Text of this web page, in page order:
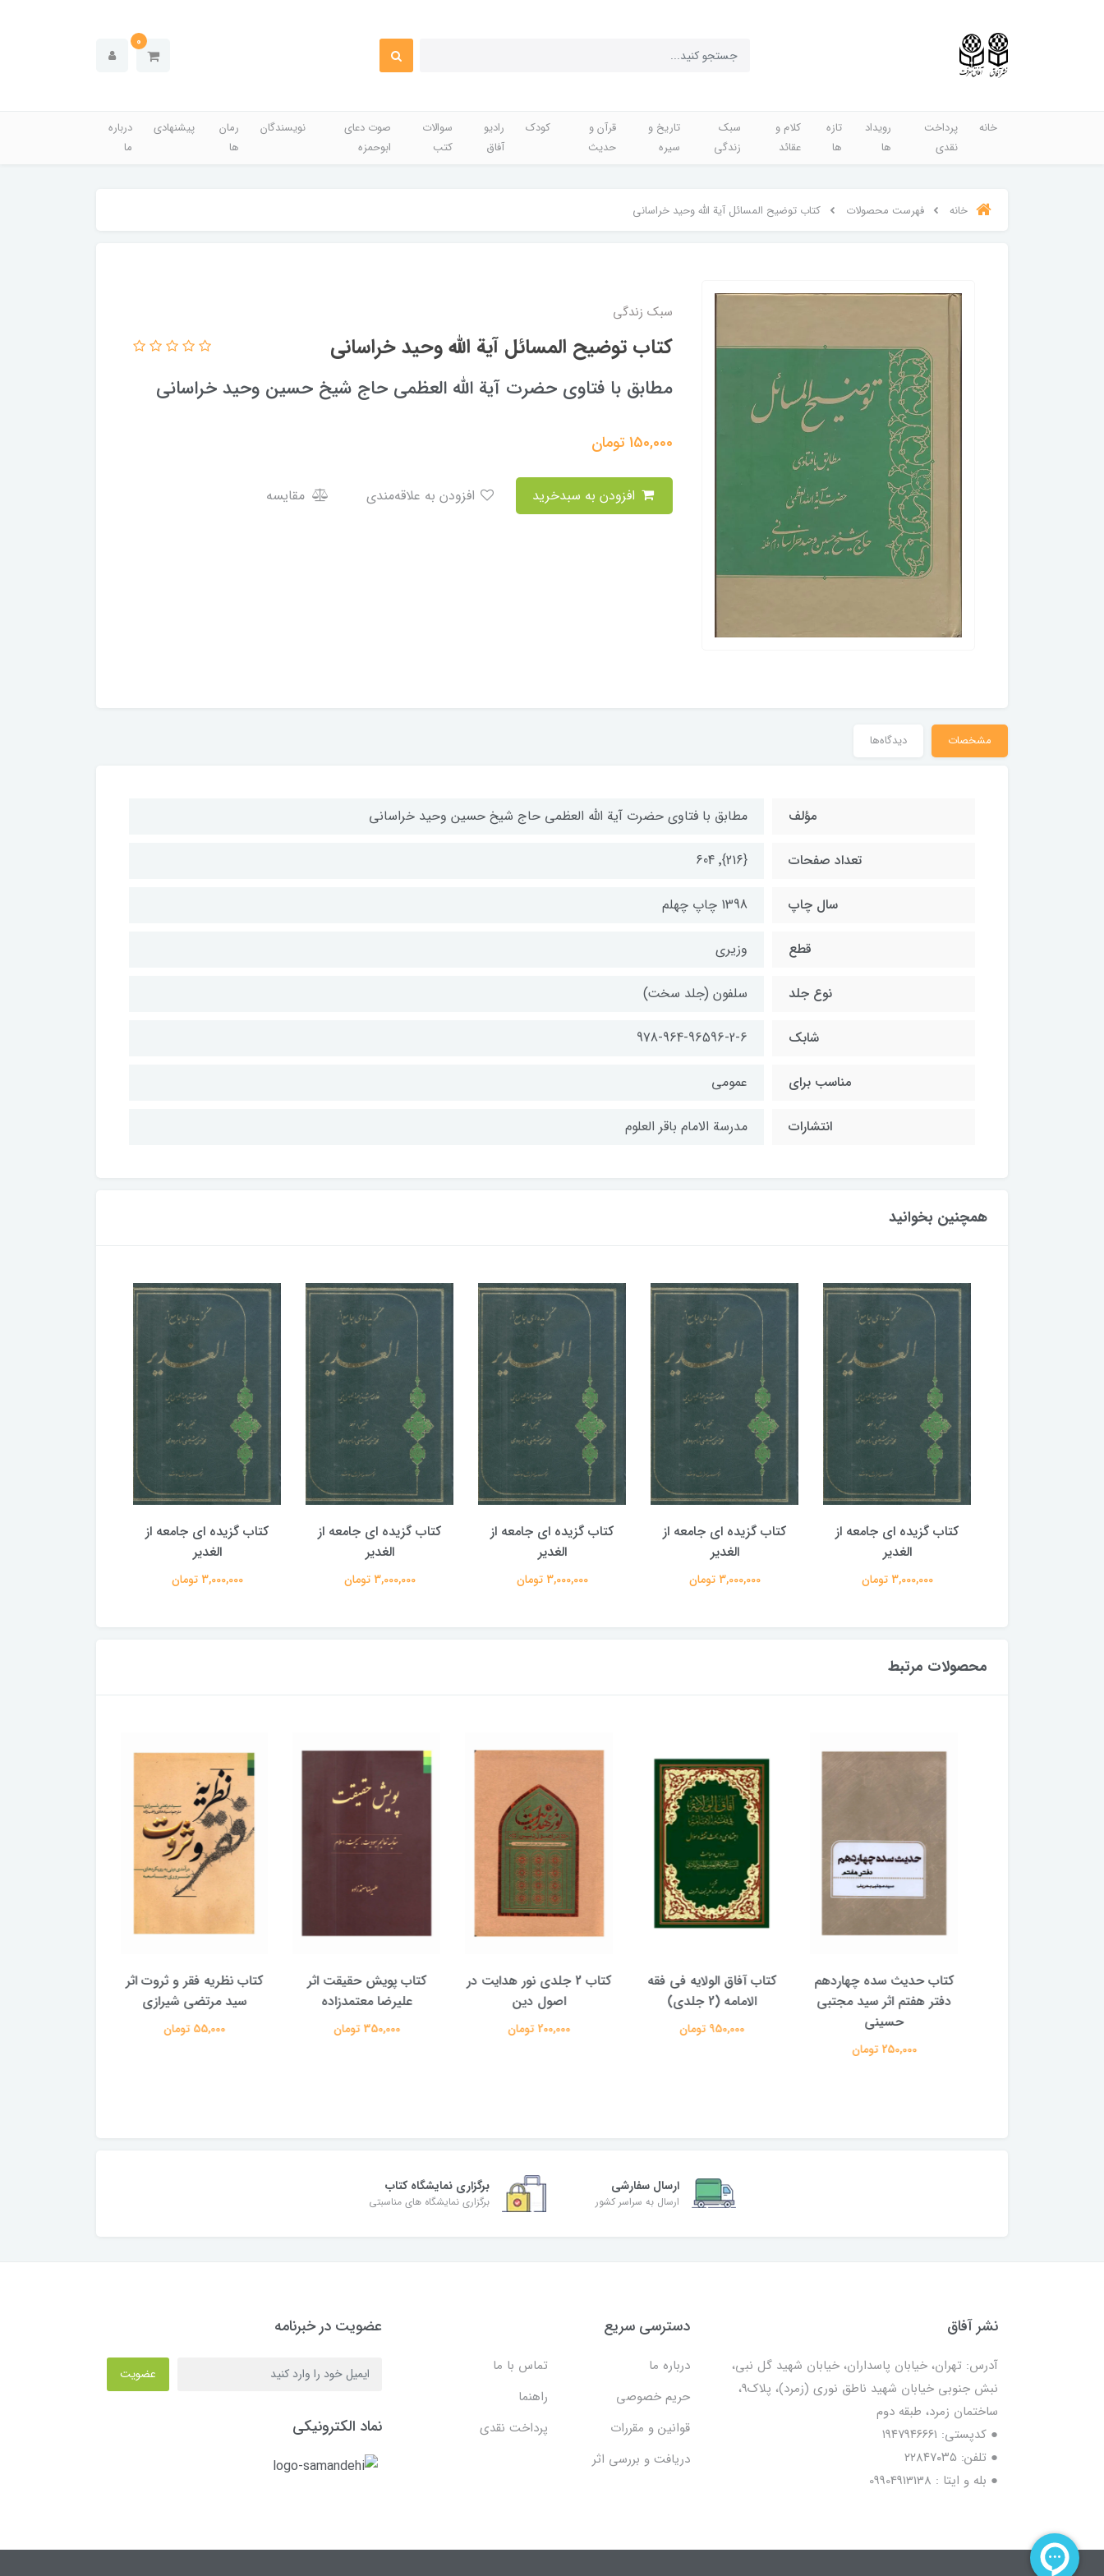
0
خانه
پرداخت
نقدی
رویداد
ها
تازه
ها
کلام و
عقائد
سبک
زندگی
تاریخ و
سیره
قرآن و
حدیث
کودک
رادیو
آفاق
سوالات
کتب
صوت دعای
ابوحمزه
نویسندگان
رمان
ها
پیشنهادی
درباره
ما
خانه فهرست محصولات کتاب توضیح المسائل آیة الله وحید خراسانی
سبک زندگی
کتاب توضیح المسائل آیة الله وحید خراسانی
مطابق با فتاوی حضرت آیة الله العظمی حاج شیخ حسین وحید خراسانی
150,000تومان
مقایسه
مشخصات دیدگاه‌ها
مؤلف مطابق با فتاوی حضرت آیة الله العظمی حاج شیخ حسین وحید خراسانی
تعداد صفحات {216}٬ 604
سال چاپ 1398 چاپ چهلم
قطع وزیری
نوع جلد سلفون (جلد سخت)
شابك 978-964-96596-2-6
مناسب براي عمومی
انتشارات مدرسة الامام باقر العلوم
همچنین بخوانید
کتاب گزیده ای جامعه از
الغدیر
3,000,000 تومان
کتاب گزیده ای جامعه از
الغدیر
3,000,000 تومان
کتاب گزیده ای جامعه از
الغدیر
3,000,000 تومان
کتاب گزیده ای جامعه از
الغدیر
3,000,000 تومان
کتاب گزیده ای جامعه از
الغدیر
3,000,000 تومان
محصولات مرتبط
کتاب حدیث سده چهاردهم
دفتر هفتم اثر سید مجتبی
حسینی
250,000 تومان
کتاب آفاق الولایه فی فقه
الامامه (2 جلدی)
950,000 تومان
کتاب 2 جلدی نور هدایت در
اصول دین
200,000 تومان
کتاب پویش حقیقت اثر
علیرضا معتمدزاده
350,000 تومان
کتاب نظریه فقر و ثروت اثر
سید مرتضی شیرازی
55,000 تومان
ارسال سفارشی
ارسال به سراسر کشور
برگزاری نمایشگاه کتاب
برگزاری نمایشگاه های مناسبتی
نشر آفاق
آدرس: تهران، خیابان پاسداران، خیابان شهید گل نبی،
نبش جنوبی خیابان شهید ناطق نوری (زمرد)، پلاک9،
ساختمان زمرد، طبقه دوم
● کدپستی: ۱۹۴۷۹۴۶۶۶۱
● تلفن: ٢٢٨۴٧۰۳۵
● بله و ایتا : 09904913138
دسترسی سریع
درباره ما
تماس با ما
حریم خصوصی
راهنما
قوانین و مقررات
پرداخت نقدی
دریافت و بررسی اثر
عضویت در خبرنامه
عضویت
نماد الکترونیکی